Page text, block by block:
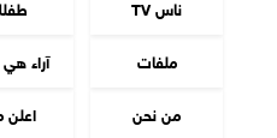
ناس TV
ملفات
آراء
من نحن
اعلن